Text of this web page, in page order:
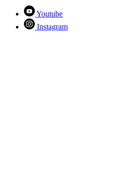
Youtube
Instagram